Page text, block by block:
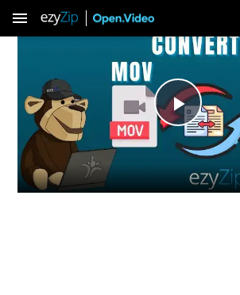
menu
Play
Video